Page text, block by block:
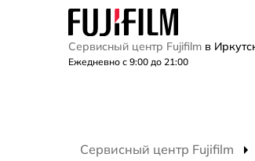
Сервисный центр Fujifilm в
Ежедневно с 9:00 до 21:00
Сервисный центр Fujifilm